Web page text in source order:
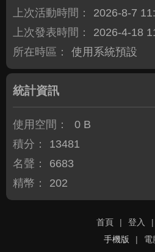
上次活動時間：
2026-8-7
上次發表時間：
2026-4-18
所在時區：
使用系統預設
統計資訊
使用空間：
0 B
積分：
13481
名聲：
6683
精幣：
202
首頁 | 登入 |
手機版
| 電